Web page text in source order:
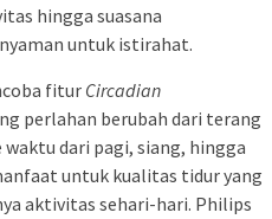
hingga suasana
untuk istirahat.
fitur Circadian
perlahan berubah dari terang
dari pagi, siang, hingga
untuk kualitas tidur yang
aktivitas sehari-hari. Philips